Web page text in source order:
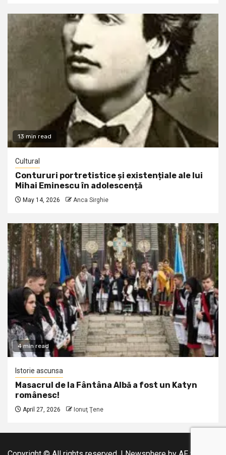
13 min read
Cultural
Contururi portretistice și existențiale ale lui
Mihai Eminescu în adolescență
May 14, 2026 Anca Sirghie
4 min read
Istorie ascunsa
Masacrul de la Fântâna Albă a fost un Katyn
românesc!
April 27, 2026 Ionuţ Ţene